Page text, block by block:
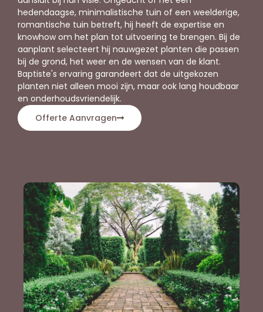
hedendaagse, minimalistische tuin of een weelderige,
romantische tuin betreft, hij heeft de expertise en
knowhow om het plan tot uitvoering te brengen. Bij de
aanplant selecteert hij nauwgezet planten die passen
bij de grond, het weer en de wensen van de klant.
Baptiste's ervaring garandeert dat de uitgekozen
planten niet alleen mooi zijn, maar ook lang houdbaar
en onderhoudsvriendelijk.
Offerte Aanvragen